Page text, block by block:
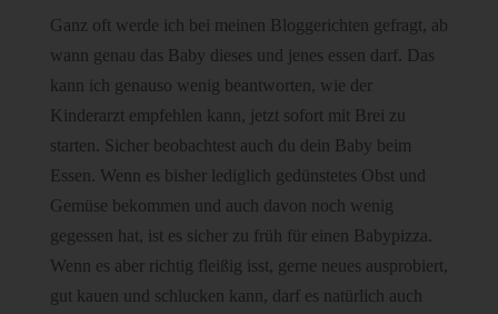
Ganz oft werde ich bei meinen Bloggerichten gefragt, ab
wann genau das Baby dieses und jenes essen darf. Das
kann ich genauso wenig beantworten, wie der
Kinderarzt empfehlen kann, jetzt sofort mit Brei zu
starten. Sicher beobachtest auch du dein Baby beim
Essen. Wenn es bisher lediglich gedünstetes Obst und
Gemüse bekommen und auch davon noch wenig
gegessen hat, ist es sicher zu früh für einen Babypizza.
Wenn es aber richtig fleißig isst, gerne neues ausprobiert,
gut kauen und schlucken kann, darf es natürlich auch